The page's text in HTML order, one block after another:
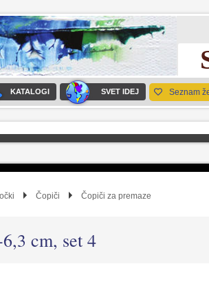
KATALOGI SVET IDEJ Seznam
Čopiči Čopiči za premaze
cm, set 4